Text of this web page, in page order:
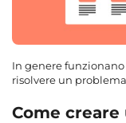
In genere
risolvere un
Come